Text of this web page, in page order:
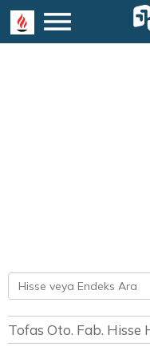
Tofas Oto. Fab. Hisse